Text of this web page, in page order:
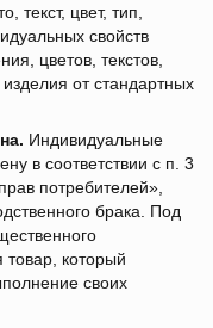
текст, цвет, тип,
свойств
цветов, текстов,
от стандартных
Индивидуальные
в соответствии с п. 3
потребителей»,
брака. Под
товар, который
своих